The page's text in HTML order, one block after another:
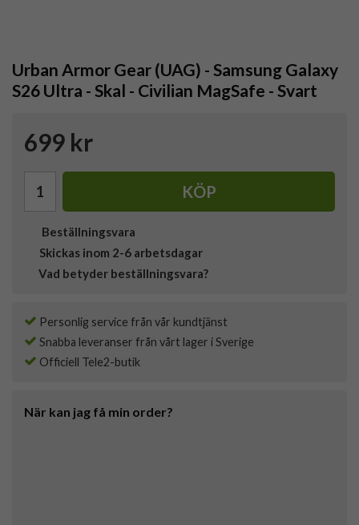
Urban Armor Gear (UAG) - Samsung Galaxy
S26 Ultra - Skal - Civilian MagSafe - Svart
699 kr
KÖP
Beställningsvara
Skickas inom 2-6 arbetsdagar
Vad betyder beställningsvara?
Personlig service från vår kundtjänst
Snabba leveranser från vårt lager i Sverige
Officiell Tele2-butik
När kan jag få min order?